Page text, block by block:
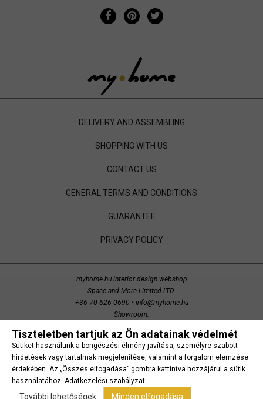
Tiszteletben tartjuk az Ön adatainak védelmét
Sütiket használunk a böngészési élmény javítása, személyre szabott
hirdetések vagy tartalmak megjelenítése, valamint a forgalom elemzése
érdekében. Az „Összes elfogadása” gombra kattintva hozzájárul a sütik
használatához. Adatkezelési szabályzat
További lehetőségek Minden elfogadása
DELIVERY AND ASSEMBLING
SHOPPING WITH US
CONTACT US
GENERAL TERMS AND CONDITIONS
GUARANTEE
PRIVACY POLICY
myhome.hu interior design webshop
Space and More Limited LTD.
+36 70 626 0690 • info@myhome.hu
Showroom:
copyright 2014 Space and More. all right reserved.
Süti beállítások